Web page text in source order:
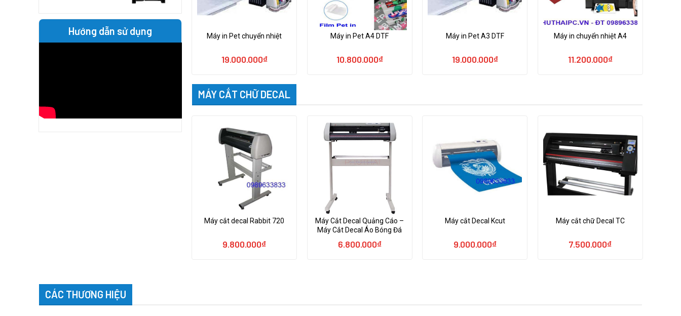
Hướng dẫn sử dụng Máy in Pet chuyển nhiệt
19.000.000₫
Máy in Pet A4 DTF
10.800.000₫
Máy in Pet A3 DTF
19.000.000₫
Máy in chuyển nhiệt A4
11.200.000₫
MÁY CẮT CHỮ DECAL
Máy cắt decal Rabbit 720
9.800.000₫
Máy Cắt Decal Quảng Cáo –
Máy Cắt Decal Áo Bóng Đá
6.800.000₫
Máy cắt Decal Kcut
9.000.000₫
Máy cắt chữ Decal TC
7.500.000₫
CÁC THƯƠNG HIỆU